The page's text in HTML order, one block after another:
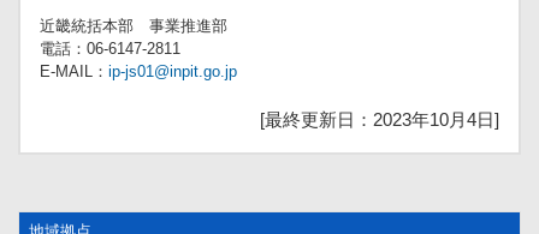
近畿統括本部 事業推進部
電話：06-6147-2811
E-MAIL： ip-js01@inpit.go.jp
[最終更新日：2023年10月4日]